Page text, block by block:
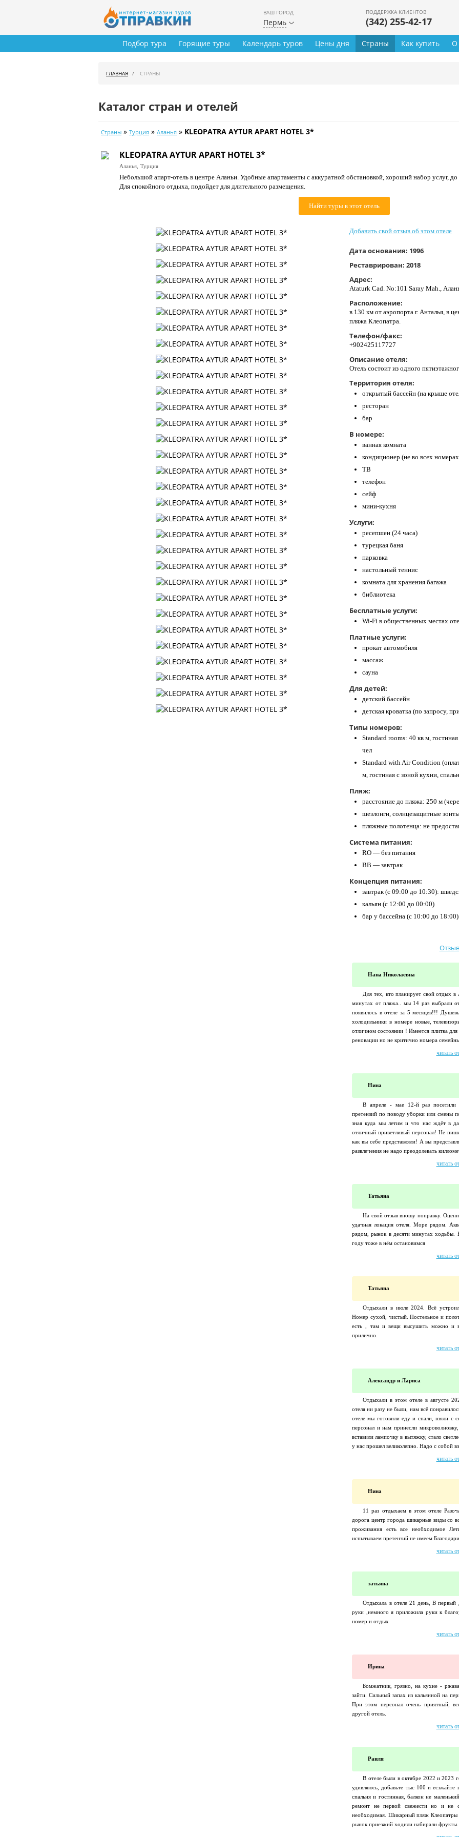
ВАШ ГОРОД
Пермь
ПОДДЕРЖКА КЛИЕНТОВ
(342) 255-42-17
Подбор тура Горящие туры Календарь туров Цены дня Страны Как купить О
ГЛАВНАЯ СТРАНЫ
Каталог стран и отелей
Страны » Турция » Аланья » KLEOPATRA AYTUR APART HOTEL 3*
KLEOPATRA AYTUR APART HOTEL 3*
Аланья, Турция
Небольшой апарт-отель в центре Аланьи. Удобные апартаменты с аккуратной обстановкой, хороший набор услуг,
Для спокойного отдыха, подойдет для длительного размещения.
Найти туры в этот отель
Добавить свой отзыв об этом отеле
Дата основания: 1996
Реставрирован: 2018
Адрес:
Ataturk Cad. No:101 Saray Mah.,
Расположение:
в 130 км от аэропорта г. Анталья, в
пляжа Клеопатра.
Телефон/факс:
+902425117727
Описание отеля:
Отель состоит из одного
Территория отеля:
открытый бассейн (на крыше
ресторан
бар
В номере:
ванная комната
кондиционер (не во всех
ТВ
телефон
сейф
мини-кухня
Услуги:
ресепшен (24 часа)
турецкая баня
парковка
настольный теннис
​комната для хранения багажа
библиотека
Бесплатные услуги:
Wi-Fi в общественных местах
Платные услуги:
прокат автомобиля
массаж
сауна
Для детей:
детский бассейн
детская кроватка (по запросу,
Типы номеров:
Standard rooms: 40 кв м,
чел
Standard with Air Condition
м, гостиная с зоной кухни,
Пляж:
расстояние до пляжа: 250 м
шезлонги, солнцезащитные
пляжные полотенца: не
Система питания:
RO — без питания
ВВ — завтрак
Концепция питания:
​завтрак (с 09:00 до 10:30):
кальян (с 12:00 до 00:00)
бар у бассейна (с 10:00 до 18:00)
Нана Николаевна
Для тех, кто планирует свой отдых
минутах от пляжа.. мы 14 раз
появилось в отеле за 5 месяцев!!!
холодильники в номере новые,
отличном состоянии ! Имеется плитка
реновации но не критично номера
читать
Нина
В апреле - мае 12-й раз посетили
претензий по поводу уборки или смены
зная куда мы летим и что нас ждёт в
отличный приветливый персонал! Не
как вы себе представляли! А вы
развлечения не надо преодолевать
читать
Татьяна
На свой отзыв вношу поправку.
удачная локация отеля. Море рядом.
рядом, рынок в десяти минутах
году тоже в нём остановимся
читать
Татьяна
Отдыхали в июле 2024. Всё
Номер сухой, чистый. Постельное и
есть , там и вещи высушить можно и
прилично.
читать
Александр и Лариса
Отдыхали в этом отеле в августе
отеля ни разу не были, нам всё
отеле мы готовили еду и спали, взяли с
персонал и нам принесли
вставили лампочку в вытяжку, стало
у нас прошел великолепно. Надо с собой
читать
Нина
11 раз отдыхаем в этом отеле
дорога центр города шикарные виды со
проживания есть все необходимое
испытываем претензий не имеем
читать
татьяна
Отдыхала в отеле 21 день, В первый
руки ,немного я приложила руки к
номер и отдых
читать
Ирина
Бомжатник, грязно, на кухне -
зайти. Сильный запах из кальянной на
При этом персонал очень приятный,
другой отель.
читать
Раиля
В отеле были в октябре 2022 и 2023
удивляюсь, добавьте тыс 100 и
спальня и гостинная, балкон не
ремонт не первой свежести но и не
необходимая. Шикарный пляж
рынок приезжий ходили набирали фрукты.